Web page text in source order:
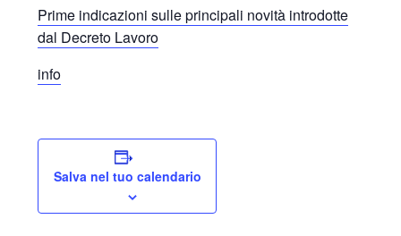
Prime indicazioni sulle principali novità introdotte
dal Decreto Lavoro
info
Salva nel tuo calendario